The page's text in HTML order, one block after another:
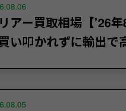
アー買取相場【’26
い叩かれずに輸出で